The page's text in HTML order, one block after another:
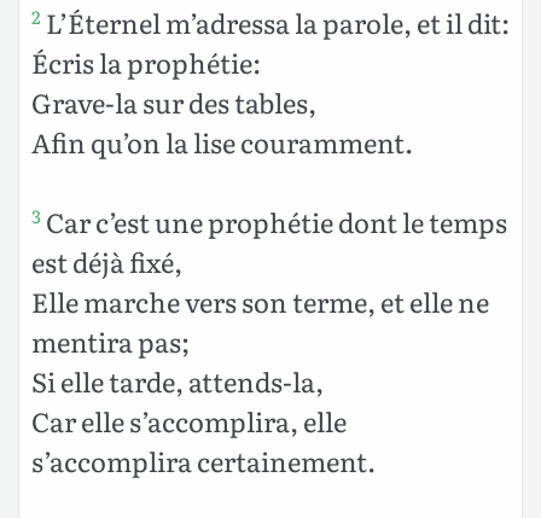
2 L’Éternel m’adressa la parole, et il dit:
Écris la prophétie:
Grave-la sur des tables,
Afin qu’on la lise couramment.
3 Car c’est une prophétie dont le temps
est déjà fixé,
Elle marche vers son terme, et elle ne
mentira pas;
Si elle tarde, attends-la,
Car elle s’accomplira, elle
s’accomplira certainement.